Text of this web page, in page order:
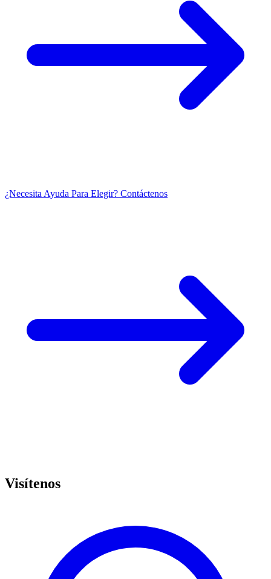
¿Necesita Ayuda Para Elegir? Contáctenos
Visítenos